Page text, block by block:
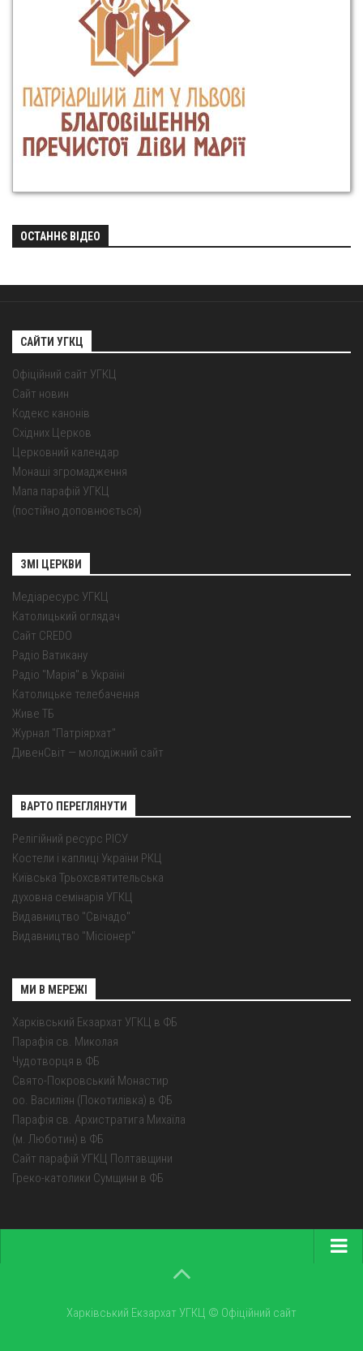
ОСТАННЄ ВІДЕО
САЙТИ УГКЦ
Офіційний сайт УГКЦ
Сайт новин
Кодекс канонів
Східних Церков
Церковний календар
Монаші згромадження
Мапа парафій УГКЦ
(постійно доповнюється)
ЗМІ ЦЕРКВИ
Медіаресурс УГКЦ
Католицький оглядач
Сайт CREDO
Радіо Ватикану
Радіо "Марія" в Україні
Католицьке телебачення
Живе ТБ
Журнал "Патріярхат"
ДивенСвіт — молодіжний сайт
ВАРТО ПЕРЕГЛЯНУТИ
Релігійний ресурс РІСУ
Костели і каплиці України РКЦ
Київська Трьохсвятительська
духовна семінарія УГКЦ
Видавництво "Свічадо"
Видавництво "Місіонер"
МИ В МЕРЕЖІ
Харківський Екзархат УГКЦ в ФБ
Парафія св. Миколая
Чудотворця в ФБ
Свято-Покровський Монастир
оо. Василіян (Покотилівка) в ФБ
Парафія св. Архистратига Михаїла
(м. Люботин) в ФБ
Сайт парафій УГКЦ Полтавщини
Греко-католики Сумщини в ФБ
Про екзархатХарківський Екзархат УГКЦ © Офіційний сайт